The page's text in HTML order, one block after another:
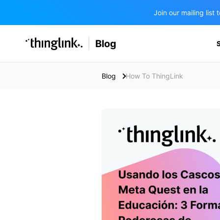
Join our mailing list
SOLUTIONS
Enterprise & Employee Training
BUSINESS/PUBLIC SECTOR
Blog
Blog How To ThingLink